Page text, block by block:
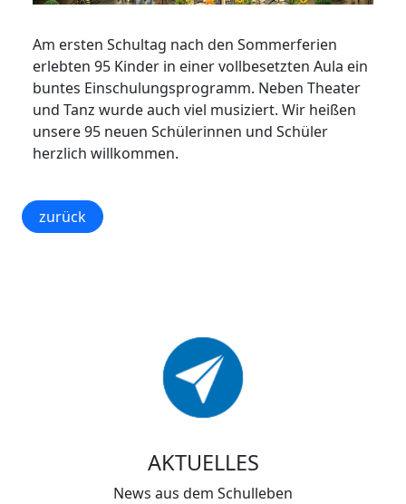
Am ersten Schultag nach den Sommerferien
erlebten 95 Kinder in einer vollbesetzten Aula ein
buntes Einschulungsprogramm. Neben Theater
und Tanz wurde auch viel musiziert. Wir heißen
unsere 95 neuen Schülerinnen und Schüler
herzlich willkommen.
zurück
AKTUELLES
News aus dem Schulleben